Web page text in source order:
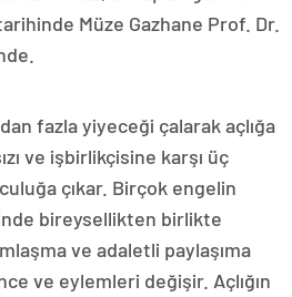
Müze Gazhane Prof. Dr.
fazla yiyeceği çalarak açlığa
ve işbirlikçisine karşı üç
çıkar. Birçok engelin
bireysellikten birlikte
ve adaletli paylaşıma
ve eylemleri değişir. Açlığın